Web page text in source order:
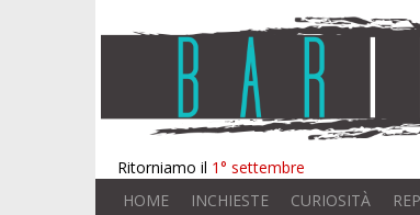
Ritorniamo il 1° settembre
HOME INCHIESTE CURIOSITÀ